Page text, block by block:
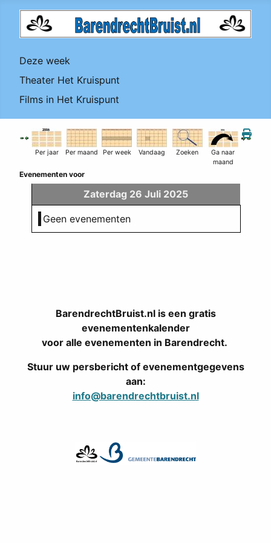
Deze week
Theater Het Kruispunt
Films in Het Kruispunt
Per jaar Per maand Per week Vandaag Zoeken
Ga naar
maand
Evenementen voor
Zaterdag 26 Juli 2025
Geen evenementen
BarendrechtBruist.nl is een gratis
evenementenkalender
voor alle evenementen in Barendrecht.
Stuur uw persbericht of evenementgegevens
aan:
info@barendrechtbruist.nl